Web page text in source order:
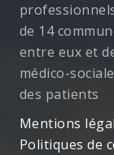
de 14
entre eux et
médico-
des patients
Mentions
Politiques de